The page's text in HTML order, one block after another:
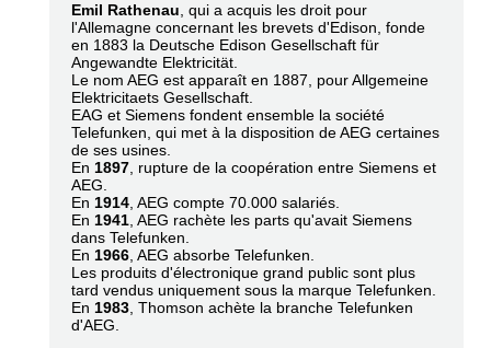
Emil Rathenau, qui a acquis les droit pour
l'Allemagne concernant les brevets d'Edison, fonde
en 1883 la Deutsche Edison Gesellschaft für
Angewandte Elektricität.
Le nom AEG est apparaît en 1887, pour Allgemeine
Elektricitaets Gesellschaft.
EAG et Siemens fondent ensemble la société
Telefunken, qui met à la disposition de AEG certaines
de ses usines.
En 1897, rupture de la coopération entre Siemens et
AEG.
En 1914, AEG compte 70.000 salariés.
En 1941, AEG rachète les parts qu'avait Siemens
dans Telefunken.
En 1966, AEG absorbe Telefunken.
Les produits d'électronique grand public sont plus
tard vendus uniquement sous la marque Telefunken.
En 1983, Thomson achète la branche Telefunken
d'AEG.